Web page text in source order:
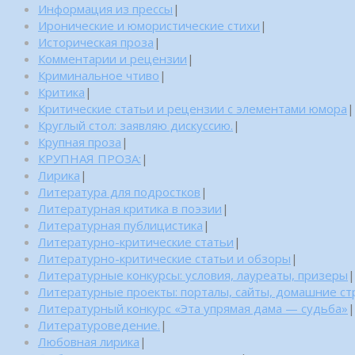
Информация из прессы |
Иронические и юмористические стихи |
Историческая проза |
Комментарии и рецензии |
Криминальное чтиво |
Критика |
Критические статьи и рецензии с элементами юмора |
Круглый стол: заявляю дискуссию. |
Крупная проза |
КРУПНАЯ ПРОЗА: |
Лирика |
Литература для подростков |
Литературная критика в поэзии |
Литературная публицистика |
Литературно-критические статьи |
Литературно-критические статьи и обзоры |
Литературные конкурсы: условия, лауреаты, призеры |
Литературные проекты: порталы, сайты, домашние
Литературный конкурс «Эта упрямая дама — судьба» |
Литературоведение. |
Любовная лирика |